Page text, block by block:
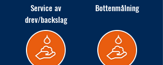
Service av
drev/backslag
Bottenmålning